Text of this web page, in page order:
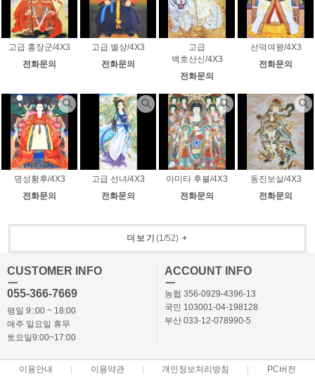
고급 홍장군/4X3
전화문의
고급 별상/4X3
전화문의
고급
백호산신/4X3
전화문의
선덕여왕/4X3
전화문의
명성황후/4X3
전화문의
고급 선녀/4X3
전화문의
아미타 후불/4X3
전화문의
동진보살/4X3
전화문의
더보기 (1 /52) +
CUSTOMER INFO
ㅡ
055-366-7669
평일 9::00 ~ 18:00
매주 일요일 휴무
토요일9:00~17:00
ACCOUNT INFO
ㅡ
농협 356-0929-4396-13
국민 103001-04-198128
부산 033-12-078990-5
이용안내 이용약관 개인정보처리방침 PC버전